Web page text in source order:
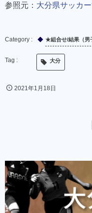
参照元： 大分県サッカ
★組合せ/結果（男
大分
2021年1月18日